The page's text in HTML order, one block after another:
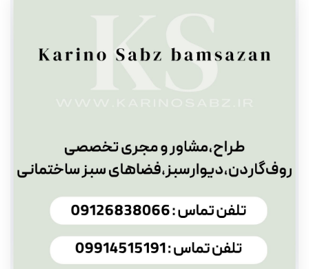
مراحل اجرای روف گاردن
اجرای المان‌های روف گاردن
اجرای روف گاردن ساده
لایه زهکشی در اجرای روف گاردن
لایه پوشش گیاهی در اجرای روف گاردن